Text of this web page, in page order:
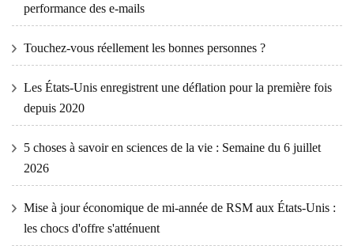
performance des e-mails
Touchez-vous réellement les bonnes personnes ?
Les États-Unis enregistrent une déflation pour la première fois
depuis 2020
5 choses à savoir en sciences de la vie : Semaine du 6 juillet
2026
Mise à jour économique de mi-année de RSM aux États-Unis :
les chocs d'offre s'atténuent